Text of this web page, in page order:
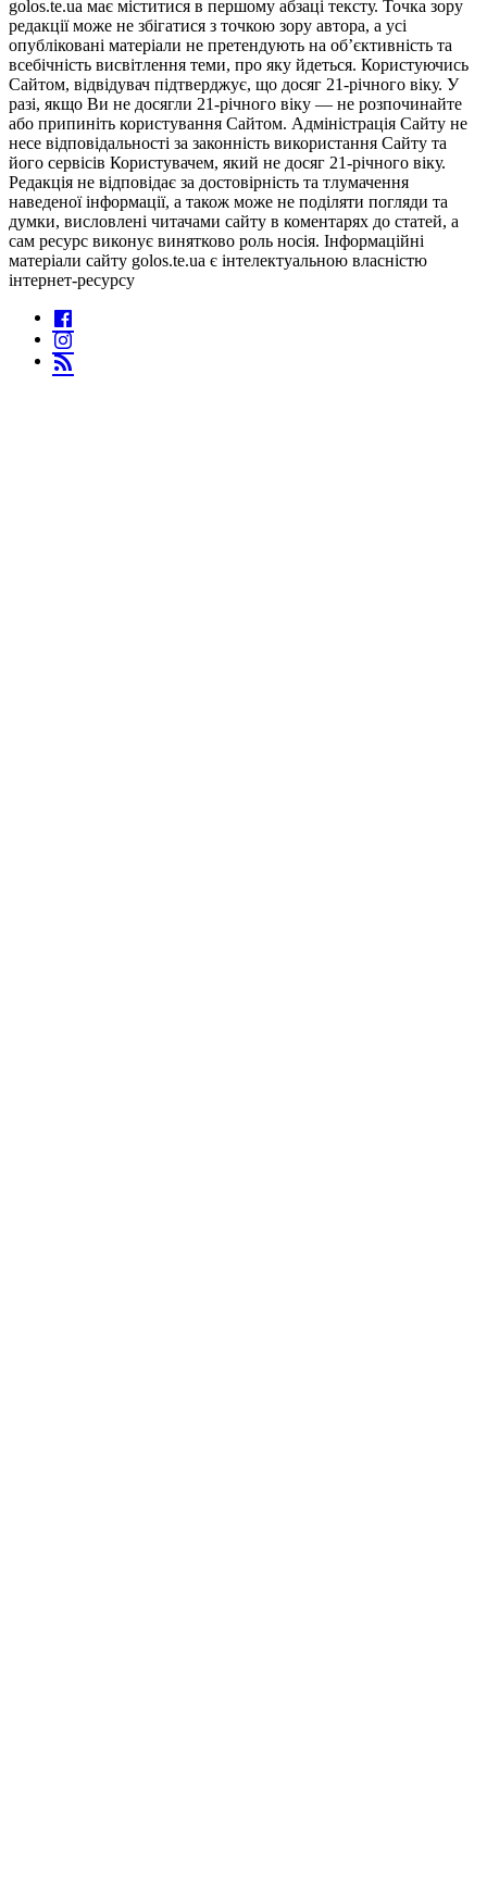
golos.te.ua має міститися в першому абзаці тексту. Точка зору
редакції може не збігатися з точкою зору автора, а усі
опубліковані матеріали не претендують на об’єктивність та
всебічність висвітлення теми, про яку йдеться. Користуючись
Сайтом, відвідувач підтверджує, що досяг 21-річного віку. У
разі, якщо Ви не досягли 21-річного віку — не розпочинайте
або припиніть користування Сайтом. Адміністрація Сайту не
несе відповідальності за законність використання Сайту та
його сервісів Користувачем, який не досяг 21-річного віку.
Редакція не відповідає за достовірність та тлумачення
наведеної інформації, а також може не поділяти погляди та
думки, висловлені читачами сайту в коментарях до статей, а
сам ресурс виконує винятково роль носія. Інформаційні
матеріали сайту golos.te.ua є інтелектуальною власністю
інтернет-ресурсу